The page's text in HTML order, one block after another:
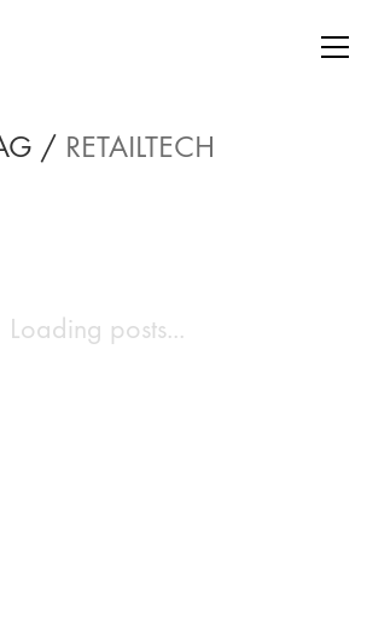
/ RETAILTECH
Loading posts...